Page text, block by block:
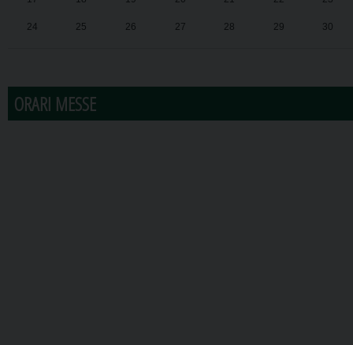
24 25 26 27 28 29 30
ORARI MESSE